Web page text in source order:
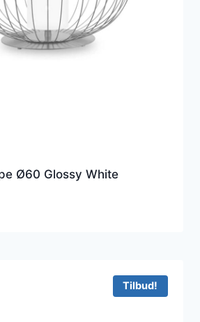
Ø60 Glossy White
Tilbud!